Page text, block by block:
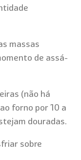
massas
de assá-
(não há
forno por 10 a
douradas.
sobre